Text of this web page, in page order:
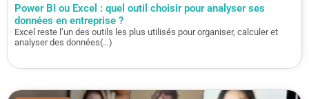
Power BI ou Excel : quel outil choisir pour analyser ses
données en entreprise ?
Excel reste l’un des outils les plus utilisés pour organiser, calculer et
analyser des données(…)